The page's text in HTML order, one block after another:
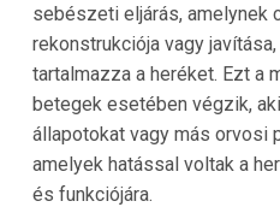
sebészeti eljárás, amelynek
rekonstrukciója vagy
tartalmazza a heréket. Ezt a
betegek esetében végzik,
állapotokat vagy más orvosi
amelyek hatással voltak a
és funkciójára.